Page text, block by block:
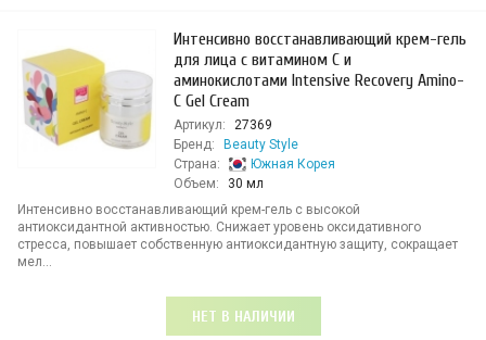
Интенсивно восстанавливающий крем-гель
для лица с витамином С и
аминокислотами Intensive Recovery Amino-
C Gel Cream
Артикул:
27369
Бренд:
Beauty Style
Страна:
Южная Корея
Объем:
30 мл
Интенсивно восстанавливающий крем-гель с высокой
антиоксидантной активностью. Снижает уровень оксидативного
стресса, повышает собственную антиоксидантную защиту, сокращает
мел...
НЕТ В НАЛИЧИИ